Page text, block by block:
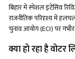
बिहार में स्पेशल इंटेंसिव
राजनीतिक परिदृश्य में
चुनाव आयोग (ECI) पर
क्या हो रहा है वोटर